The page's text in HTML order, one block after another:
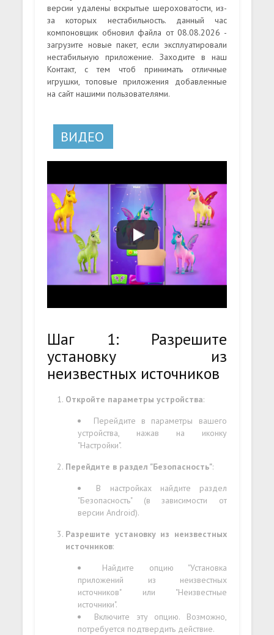
версии удалены вскрытые шероховатости, из-
за которых нестабильность. данный час
компоновщик обновил файла от 08.08.2026 -
загрузите новые пакет, если эксплуатировали
нестабильную приложение. Заходите в наш
Контакт, с тем чтоб принимать отличные
игрушки, топовые приложения добавленные
на сайт нашими пользователями.
ВИДЕО
Шаг 1: Разрешите
установку из
неизвестных источников
Откройте параметры устройства:
Перейдите в параметры вашего
устройства, нажав на иконку
"Настройки".
Перейдите в раздел "Безопасность":
В настройках найдите раздел
"Безопасность" (в зависимости от
версии Android).
Разрешите установку из неизвестных
источников:
Найдите опцию "Установка
приложений из неизвестных
источников" или "Неизвестные
источники".
Включите эту опцию. Возможно,
потребуется подтвердить действие.